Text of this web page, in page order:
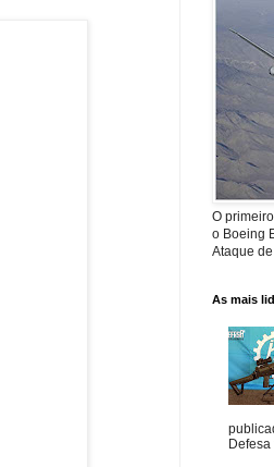
O
o Boeing
Ataque
As mais
Defesa